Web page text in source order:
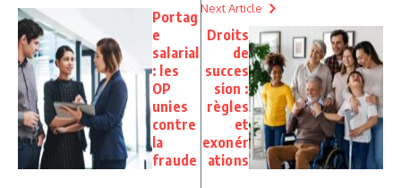
Portag
e
salarial
: les
OP
unies
contre
la
fraude
Next Article
Droits
de
succes
sion :
règles
et
exonér
ations